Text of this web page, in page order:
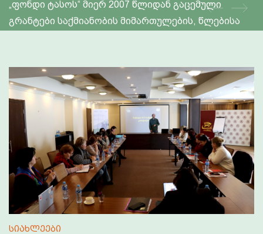
საქართველოში, ბერგლიოტ ჰოვლანდი, დანიის
ელჩის, ანე ტოფტ სორენსენის წარმომადგენელი,
სიახლეები